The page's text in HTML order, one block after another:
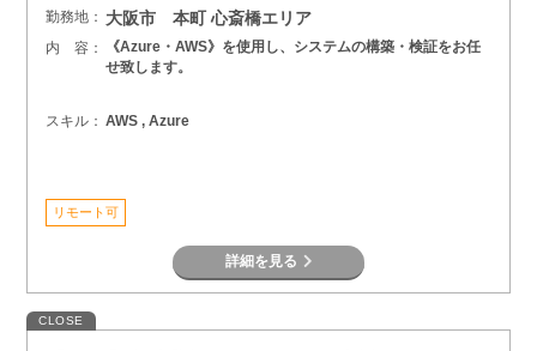
勤務地： 大阪市 本町 心斎橋エリア
内 容：
《Azure・AWS》を使用し、システムの構築・検証をお任
せ致します。
スキル： AWS , Azure
リモート可
詳細を見る
CLOSE